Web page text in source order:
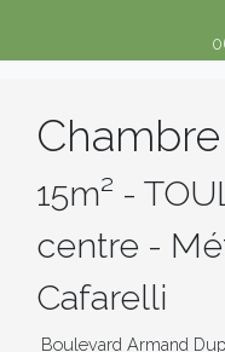
Chambre
15m² -
centre -
Cafarelli
Boulevard Armand